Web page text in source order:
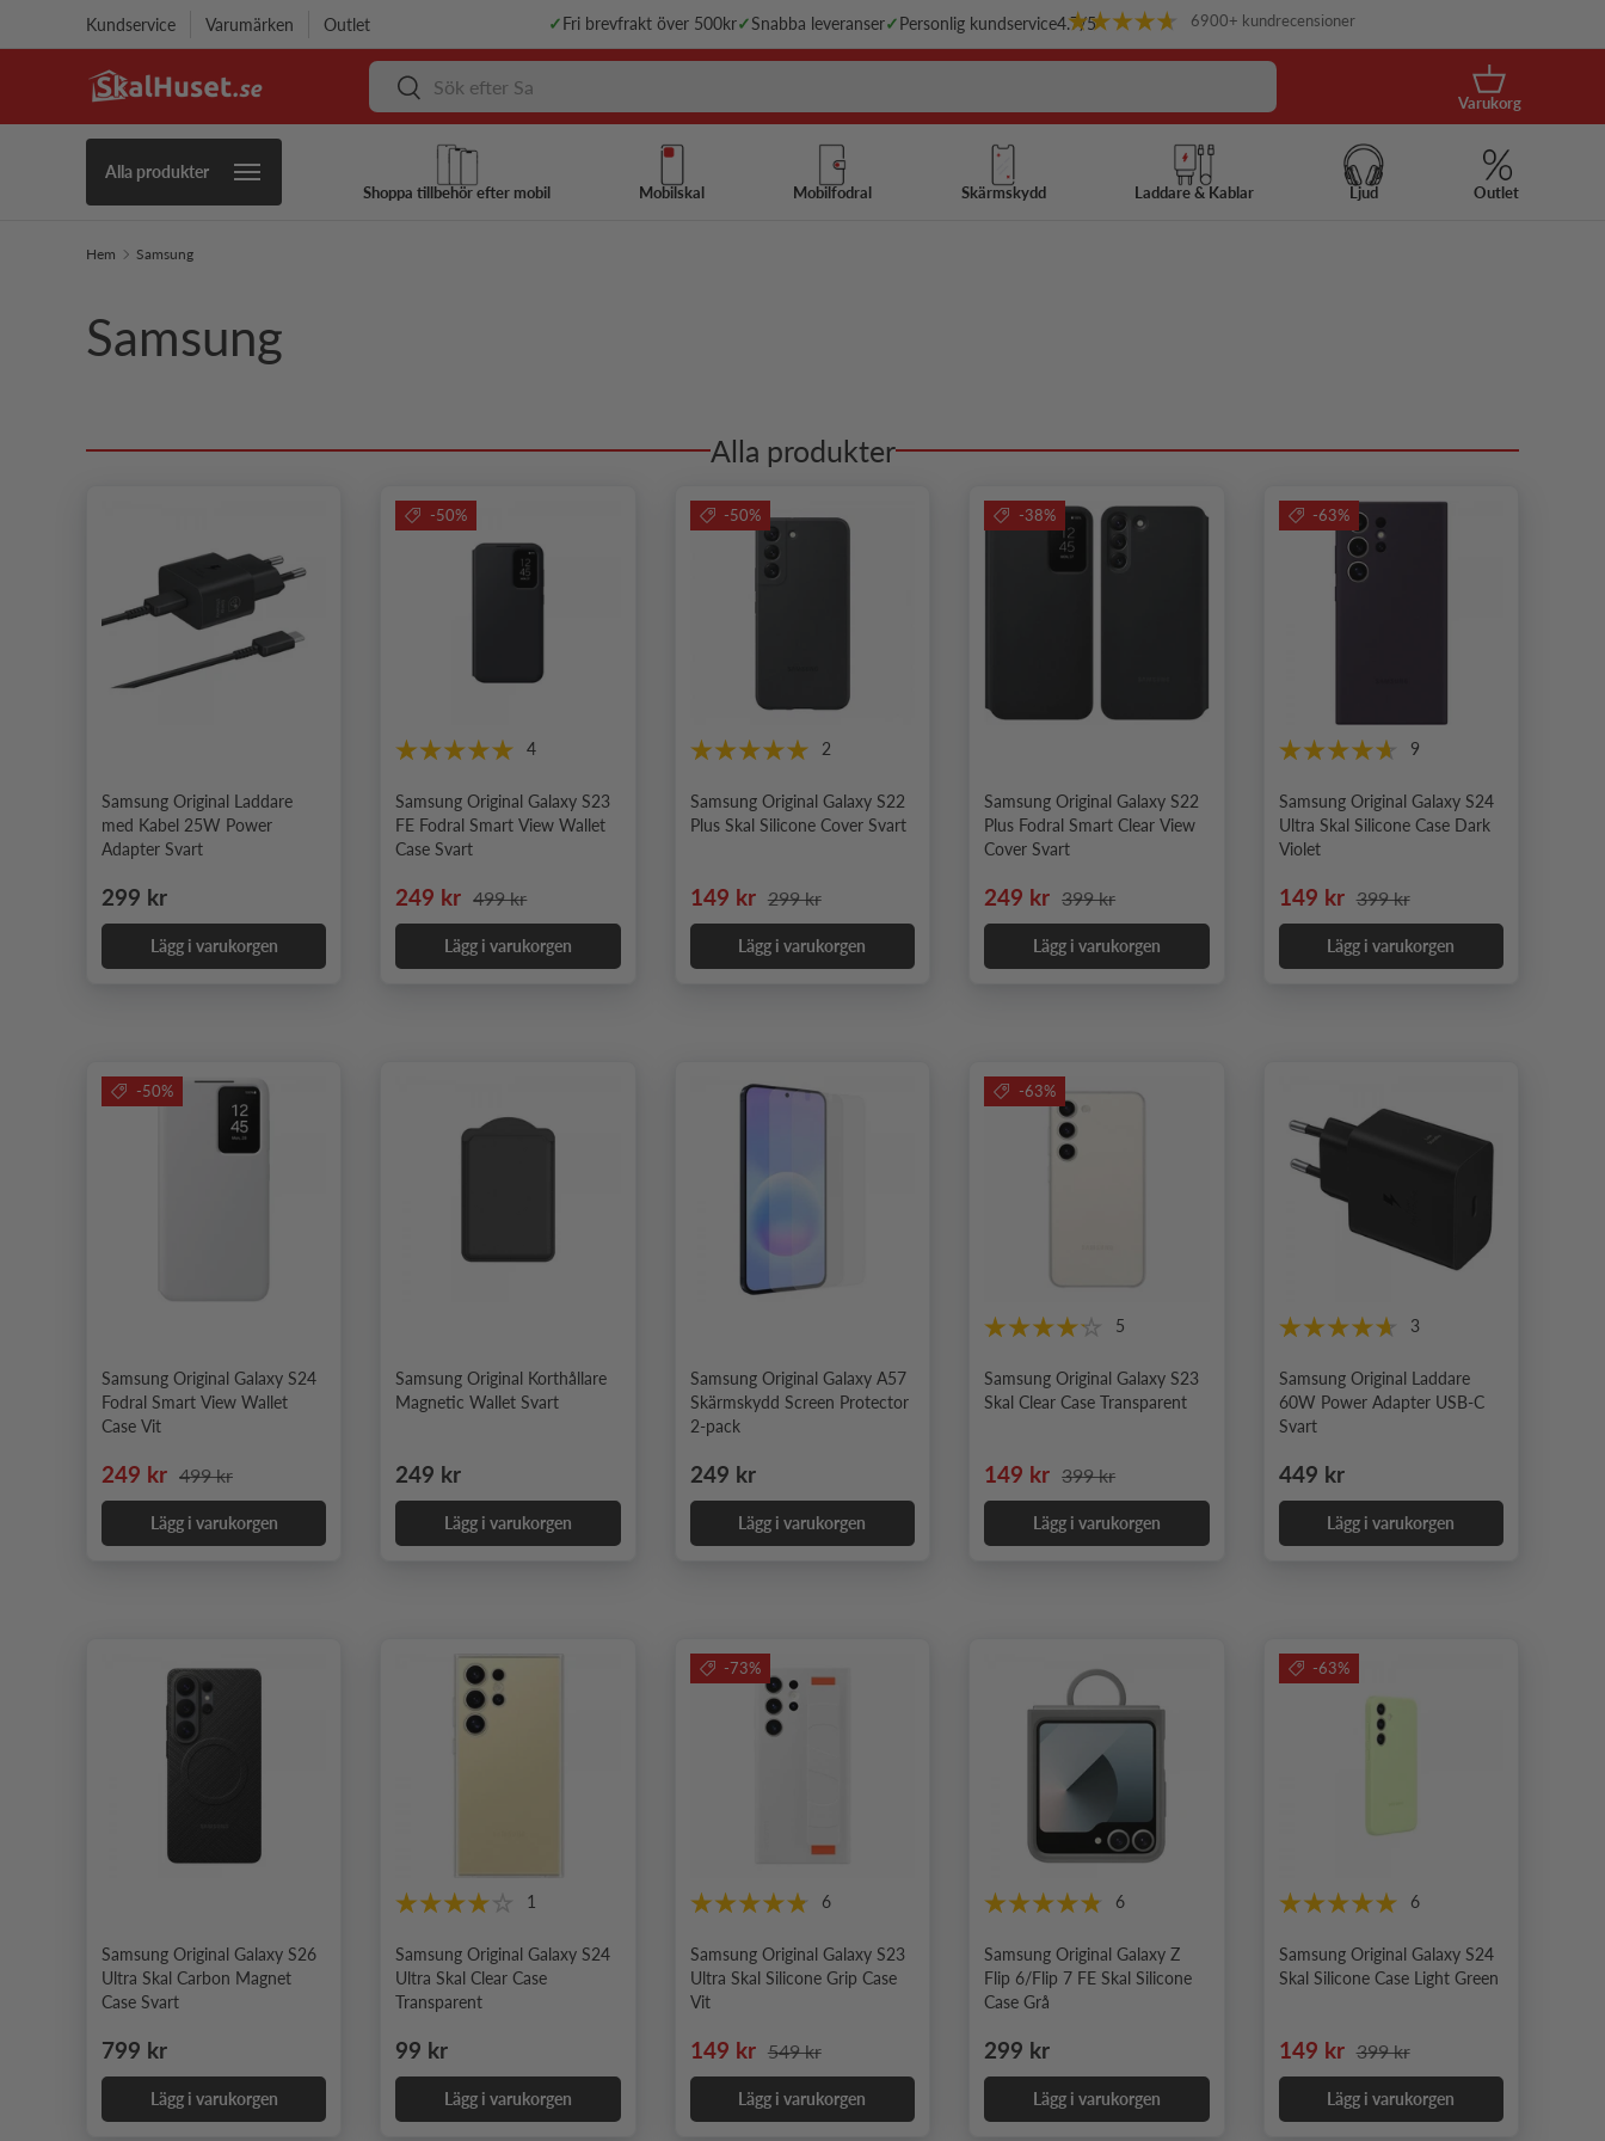
Kundservice Varumärken Outlet ✓ Fri brevfrakt över 500kr✓Snabba leveranser✓ Personlig kundservice4.7/5 6900+ kundrecensioner
Sök Sök
Korg
Varukorg
Alla produkter
Shoppa tillbehör efter mobil Mobilskal Mobilfodral Skärmskydd Laddare & Kablar Ljud Outlet
Hem Samsung
Samsung
Alla produkter
Samsung Original Laddare
med Kabel 25W Power
Adapter Svart
Ordinarie pris
299 kr
Lägg i varukorgen
-50%
4
Samsung Original Galaxy S23
FE Fodral Smart View Wallet
Case Svart
Nedsatt pris
249 kr Ordinarie pris
499 kr
Lägg i varukorgen
-50%
2
Samsung Original Galaxy S22
Plus Skal Silicone Cover Svart
Nedsatt pris
149 kr Ordinarie pris
299 kr
Lägg i varukorgen
-38%
Samsung Original Galaxy S22
Plus Fodral Smart Clear View
Cover Svart
Nedsatt pris
249 kr Ordinarie pris
399 kr
Lägg i varukorgen
-63%
9
Samsung Original Galaxy S24
Ultra Skal Silicone Case Dark
Violet
Nedsatt pris
149 kr Ordinarie pris
399 kr
Lägg i varukorgen
-50%
Samsung Original Galaxy S24
Fodral Smart View Wallet
Case Vit
Nedsatt pris
249 kr Ordinarie pris
499 kr
Lägg i varukorgen
Samsung Original Korthållare
Magnetic Wallet Svart
Ordinarie pris
249 kr
Lägg i varukorgen
Samsung Original Galaxy A57
Skärmskydd Screen Protector
2-pack
Ordinarie pris
249 kr
Lägg i varukorgen
-63%
5
Samsung Original Galaxy S23
Skal Clear Case Transparent
Nedsatt pris
149 kr Ordinarie pris
399 kr
Lägg i varukorgen
3
Samsung Original Laddare
60W Power Adapter USB-C
Svart
Ordinarie pris
449 kr
Lägg i varukorgen
Samsung Original Galaxy S26
Ultra Skal Carbon Magnet
Case Svart
Ordinarie pris
799 kr
Lägg i varukorgen
1
Samsung Original Galaxy S24
Ultra Skal Clear Case
Transparent
Ordinarie pris
99 kr
Lägg i varukorgen
-73%
6
Samsung Original Galaxy S23
Ultra Skal Silicone Grip Case
Vit
Nedsatt pris
149 kr Ordinarie pris
549 kr
Lägg i varukorgen
6
Samsung Original Galaxy Z
Flip 6/Flip 7 FE Skal Silicone
Case Grå
Ordinarie pris
299 kr
Lägg i varukorgen
-63%
6
Samsung Original Galaxy S24
Skal Silicone Case Light Green
Nedsatt pris
149 kr Ordinarie pris
399 kr
Lägg i varukorgen